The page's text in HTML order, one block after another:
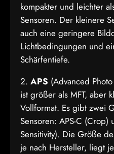
kompakter und leichter
Sensoren. Der kleinere
auch eine geringere
Lichtbedingungen und
Schärfentiefe.
2. APS (Advanced
ist größer als MFT, aber
Vollformat. Es gibt zwei
Sensoren: APS-C (Crop)
Sensitivity). Die Größe
je nach Hersteller, liegt